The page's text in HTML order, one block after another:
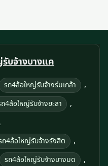
บจ้างบางแค
รถ4ล้อใหญ่รับจ้างร่มเกล้า ,
4ล้อใหญ่รับจ้างยะลา ,
,
ถ4ล้อใหญ่รับจ้างรังสิต ,
รถ4ล้อใหญ่รับจ้างบางมด ,